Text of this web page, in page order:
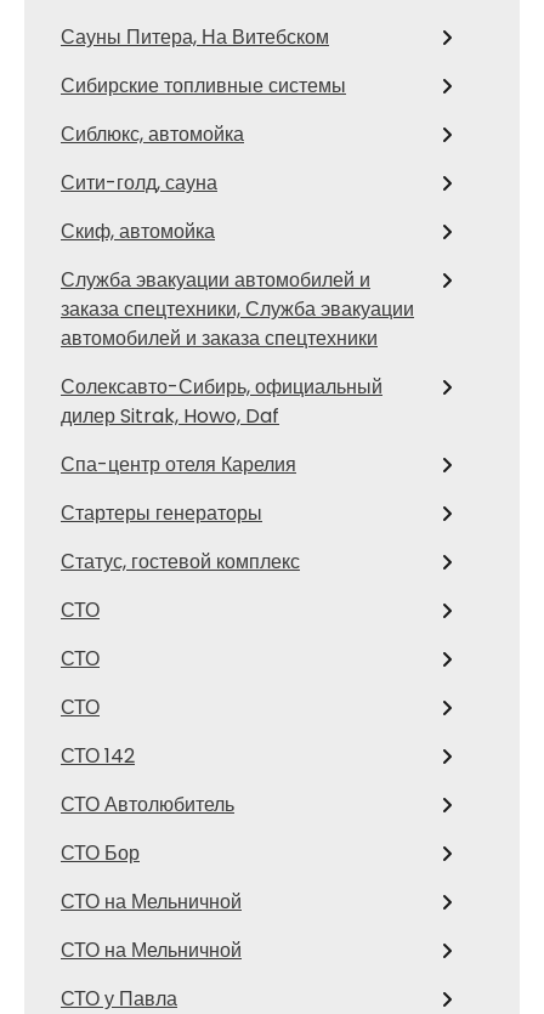
Сауны Питера, На Витебском
Сибирские топливные системы
Сиблюкс, автомойка
Сити-голд, сауна
Скиф, автомойка
Служба эвакуации автомобилей и
заказа спецтехники, Служба эвакуации
автомобилей и заказа спецтехники
Солексавто-Сибирь, официальный
дилер Sitrak, Howo, Daf
Спа-центр отеля Карелия
Стартеры генераторы
Статус, гостевой комплекс
СТО
СТО
СТО
СТО 142
СТО Автолюбитель
СТО Бор
СТО на Мельничной
СТО на Мельничной
СТО у Павла